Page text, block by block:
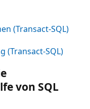
(Transact-SQL)
(Transact-SQL)
von SQL